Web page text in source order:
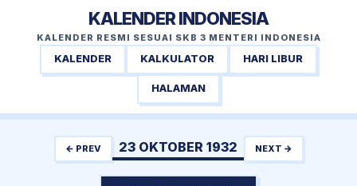
KALENDER INDONESIA
KALENDER RESMI SESUAI SKB 3 MENTERI INDONESIA
KALENDER KALKULATOR HARI LIBUR
HALAMAN
← PREV 23 OKTOBER 1932 NEXT →